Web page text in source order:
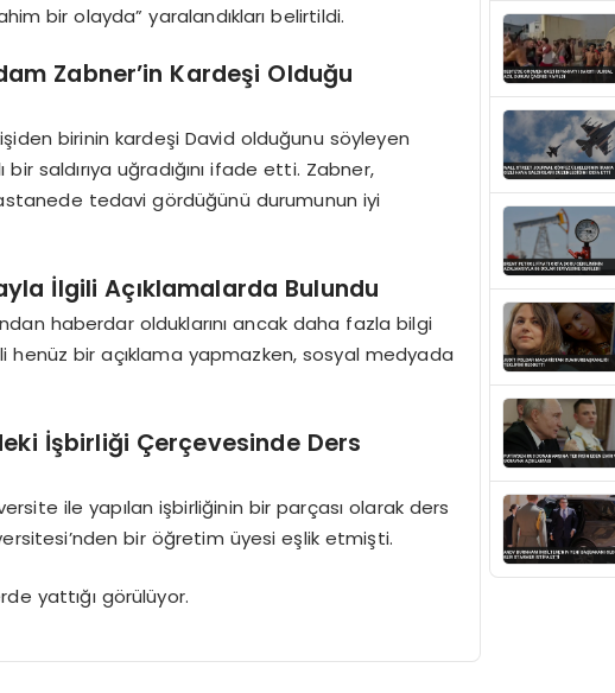
bir olayda” yaralandıkları belirtildi.
Zabner’in Kardeşi Olduğu
birinin kardeşi David olduğunu söyleyen
saldırıya uğradığını ifade etti. Zabner,
tedavi gördüğünü durumunun iyi
İlgili Açıklamalarda Bulundu
haberdar olduklarını ancak daha fazla bilgi
bir açıklama yapmazken, sosyal medyada
İşbirliği Çerçevesinde Ders
ile yapılan işbirliğinin bir parçası olarak ders
bir öğretim üyesi eşlik etmişti.
yattığı görülüyor.